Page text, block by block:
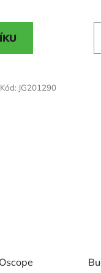
Kód: JG201290